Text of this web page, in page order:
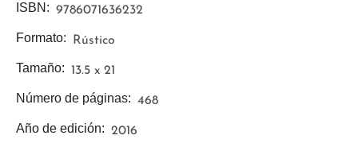
Año de edición: 2016
Número de páginas: 468
Tamaño: 13.5 x 21
Formato: Rústico
ISBN: 9786071636232